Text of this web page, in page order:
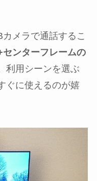
メラで通話するこ
ンターフレームの
利用シーンを選ぶ
ぐに使えるのが嬉